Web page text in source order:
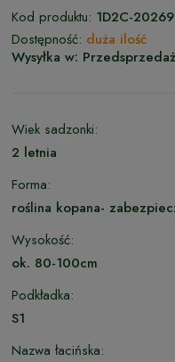
Kod produktu: 1D2C-20269
Dostępność: duża ilość
Wysyłka w:
Wiek sadzonki:
2 letnia
Forma:
roślina kopana-
Wysokość:
ok. 80-100cm
Podkładka:
S1
Nazwa łacińska: